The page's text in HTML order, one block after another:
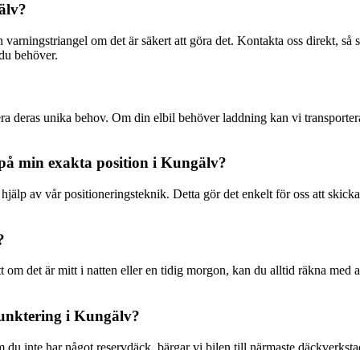
om det är säkert att göra det. Kontakta oss direkt,
behöver.
deras unika behov. Om din elbil behöver laddning kan vi
min exakta position i Kungälv?
av vår positioneringsteknik. Detta gör det enkelt för oss att
det är mitt i natten eller en tidig morgon, kan du alltid räkna
i Kungälv?
inte har något reservdäck, bärgar vi bilen till närmaste